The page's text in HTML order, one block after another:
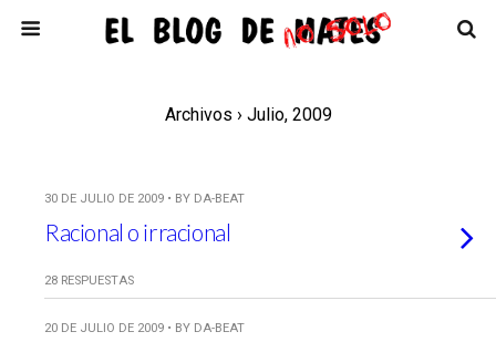
Archivos › Julio, 2009
30 DE JULIO DE 2009 • BY DA-BEAT
Racional o irracional
28 RESPUESTAS
20 DE JULIO DE 2009 • BY DA-BEAT